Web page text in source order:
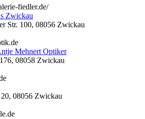
fiedler.de/
Zwickau
Str. 100, 08056 Zwickau
Mehnert Optiker
08058 Zwickau
08056 Zwickau